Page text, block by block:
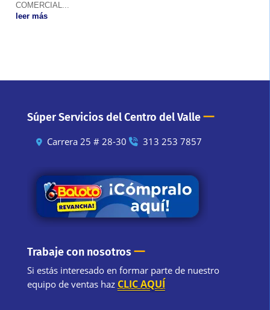
COMERCIAL...
leer más
Súper Servicios del Centro del Valle—
Carrera 25 # 28-30 313 253 7857
Trabaje con nosotros—
Si estás interesado en formar parte de nuestro
equipo de ventas haz CLIC AQUÍ